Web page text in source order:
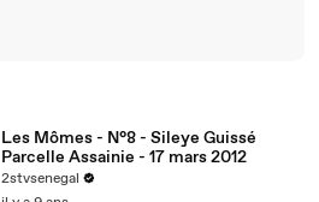
Les Mômes - N°8 - Sileye Guissé
Parcelle Assainie - 17 mars 2012
2stvsenegal